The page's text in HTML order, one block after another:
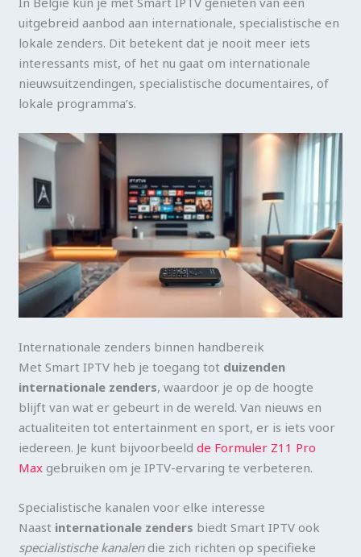
uitgebreid aanbod aan internationale, specialistische en
lokale zenders. Dit betekent dat je nooit meer iets
interessants mist, of het nu gaat om internationale
nieuwsuitzendingen, specialistische documentaires, of
lokale programma’s.
Internationale zenders binnen handbereik
Met Smart IPTV heb je toegang tot duizenden
internationale zenders, waardoor je op de hoogte
blijft van wat er gebeurt in de wereld. Van nieuws en
actualiteiten tot entertainment en sport, er is iets voor
iedereen. Je kunt bijvoorbeeldde Formuler Z11 Pro
Max gebruiken om je IPTV-ervaring te verbeteren.
Specialistische kanalen voor elke interesse
Naast internationale zenders biedt Smart IPTV ook
specialistische kanalendie zich richten op specifieke